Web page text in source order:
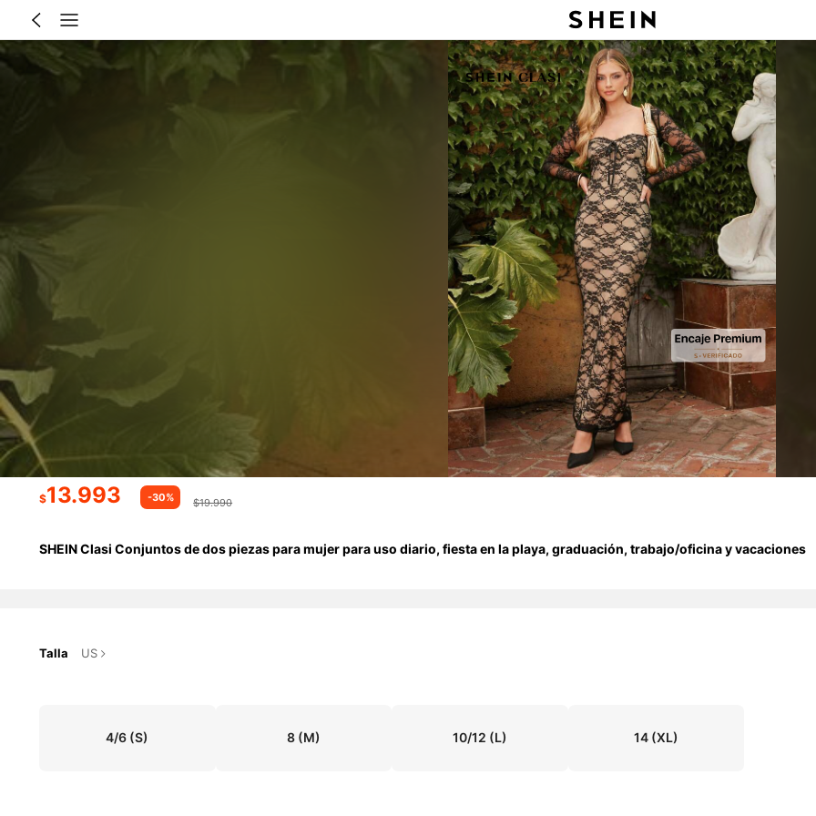
$13.993 -30% $19.990
SHEIN Clasi Conjuntos de dos piezas para mujer para uso diario, fiesta en la playa, graduación, trabajo/oficina y vacaciones
Talla US
4/6 (S) 8(M) 10/12 (L) 14(XL)